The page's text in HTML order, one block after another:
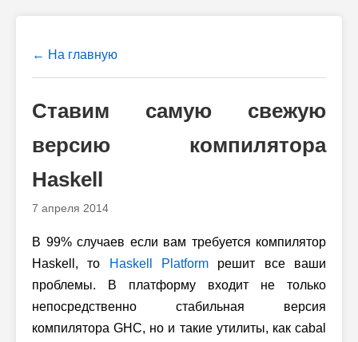
← На главную
Ставим самую свежую
версию компилятора
Haskell
7 апреля 2014
В 99% случаев если вам требуется компилятор
Haskell, то
Haskell Platform решит все ваши
проблемы. В платформу входит не только
непосредственно стабильная версия
компилятора GHC, но и такие утилиты, как cabal